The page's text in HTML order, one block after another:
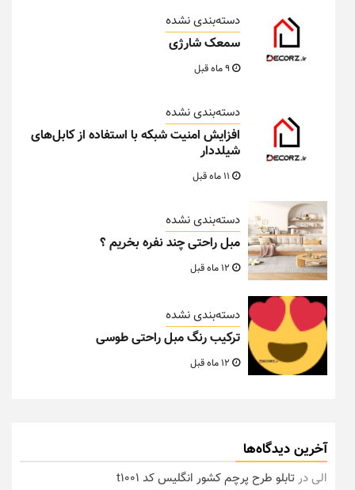
دسته‌بندی نشده
سمعک شارژی
دسته‌بندی نشده
افزایش امنیت شبکه با استفاده از کابل‌های
شیلددار
دسته‌بندی نشده
مبل راحتی چند نفره بخریم ؟
دسته‌بندی نشده
ترکیب رنگ مبل راحتی طوسی
آخرین دیدگاه‌ها
الیدرتابلو طرح پرچم کشور انگلیس کد t1001